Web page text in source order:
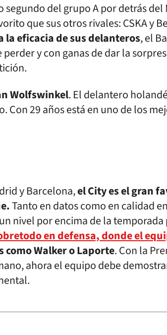
segundo del grupo A por detrás
que sus otros rivales: CSKA y
la eficacia de sus delanteros, el
y con ganas de dar la
Wolfswinkel. El delantero
Con 29 años está en uno de los
y Barcelona,el City es el gran
Tanto en datos como en calidad
nivel por encima de la
en defensa, donde el
como Walker o Laporte. Con la
ahora el equipo debe